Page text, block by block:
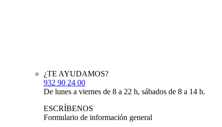
¿TE AYUDAMOS?
932 90 24 00
De lunes a viernes de 8 a 22 h, sábados de 8 a 14 h.
ESCRÍBENOS
Formulario de información general